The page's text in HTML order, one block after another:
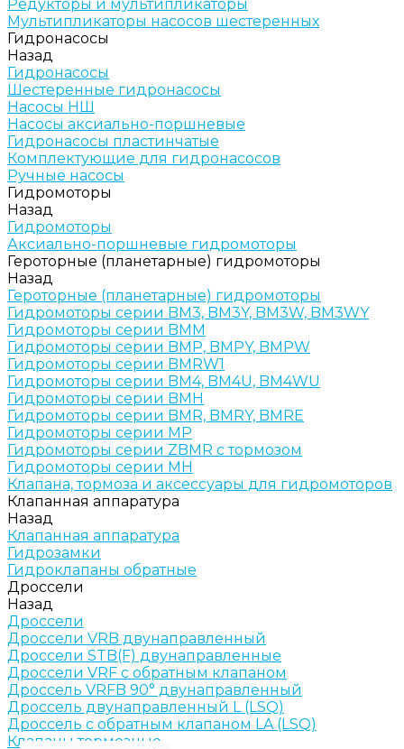
Редукторы и мультипликаторы
Мультипликаторы насосов шестеренных
Гидронасосы
Назад
Гидронасосы
Шестеренные гидронасосы
Насосы НШ
Насосы аксиально-поршневые
Гидронасосы пластинчатые
Комплектующие для гидронасосов
Ручные насосы
Гидромоторы
Назад
Гидромоторы
Аксиально-поршневые гидромоторы
Героторные (планетарные) гидромоторы
Назад
Героторные (планетарные) гидромоторы
Гидромоторы серии BM3, BM3Y, BM3W, BM3WY
Гидромоторы серии BMM
Гидромоторы серии BMP, BMPY, BMPW
Гидромоторы серии BMRW1
Гидромоторы серии BМ4, BM4U, BМ4WU
Гидромоторы серии BМH
Гидромоторы серии BМR, BMRY, BМRE
Гидромоторы серии MP
Гидромоторы серии ZBMR с тормозом
Гидромоторы серии МH
Клапана, тормоза и аксессуары для гидромоторов
Клапанная аппаратура
Назад
Клапанная аппаратура
Гидрозамки
Гидроклапаны обратные
Дроссели
Назад
Дроссели
Дроссели VRB двунаправленный
Дроссели STB(F) двунаправленные
Дроссели VRF с обратным клапаном
Дроссель VRFB 90° двунаправленный
Дроссель двунаправленный L (LSQ)
Дроссель с обратным клапаном LA (LSQ)
Клапаны тормозные